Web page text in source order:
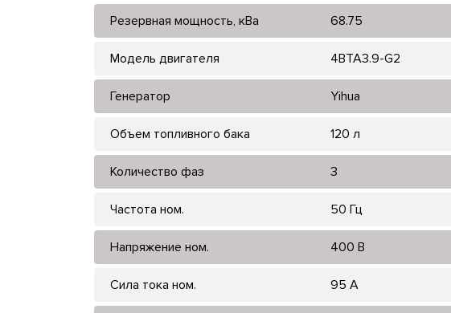
Резервная мощность, кВа 68.75
Модель двигателя 4BTA3.9-G2
Генератор Yihua
Объем топливного бака 120 л
Количество фаз 3
Частота ном. 50 Гц
Напряжение ном. 400 В
Сила тока ном. 95 А